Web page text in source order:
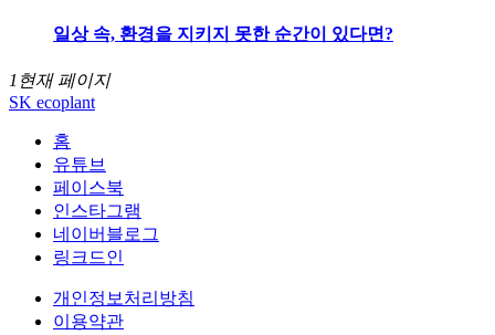
일상 속, 환경을 지키지 못한 순간이 있다면?
1 현재 페이지
SK ecoplant
홈
유튜브
페이스북
인스타그램
네이버블로그
링크드인
개인정보처리방침
이용약관